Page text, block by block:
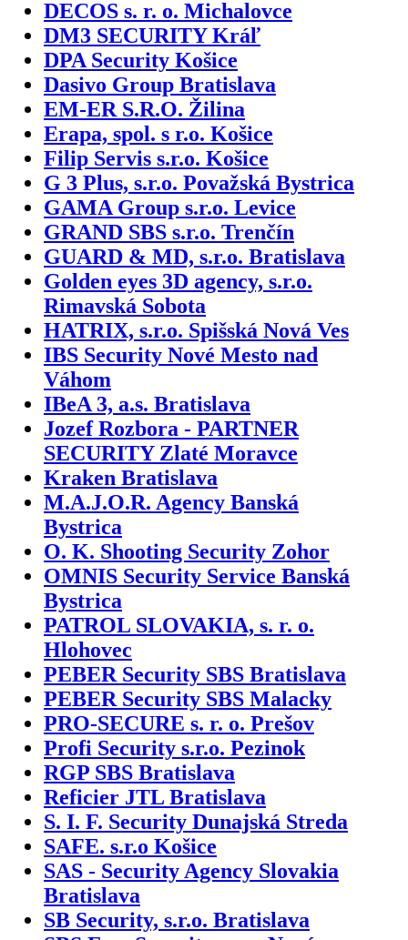
DECOS s. r. o. Michalovce
DM3 SECURITY Kráľ
DPA Security Košice
Dasivo Group Bratislava
EM-ER S.R.O. Žilina
Erapa, spol. s r.o. Košice
Filip Servis s.r.o. Košice
G 3 Plus, s.r.o. Považská Bystrica
GAMA Group s.r.o. Levice
GRAND SBS s.r.o. Trenčín
GUARD & MD, s.r.o. Bratislava
Golden eyes 3D agency, s.r.o.
Rimavská Sobota
HATRIX, s.r.o. Spišská Nová Ves
IBS Security Nové Mesto nad
Váhom
IBeA 3, a.s. Bratislava
Jozef Rozbora - PARTNER
SECURITY Zlaté Moravce
Kraken Bratislava
M.A.J.O.R. Agency Banská
Bystrica
O. K. Shooting Security Zohor
OMNIS Security Service Banská
Bystrica
PATROL SLOVAKIA, s. r. o.
Hlohovec
PEBER Security SBS Bratislava
PEBER Security SBS Malacky
PRO-SECURE s. r. o. Prešov
Profi Security s.r.o. Pezinok
RGP SBS Bratislava
Reficier JTL Bratislava
S. I. F. Security Dunajská Streda
SAFE. s.r.o Košice
SAS - Security Agency Slovakia
Bratislava
SB Security, s.r.o. Bratislava